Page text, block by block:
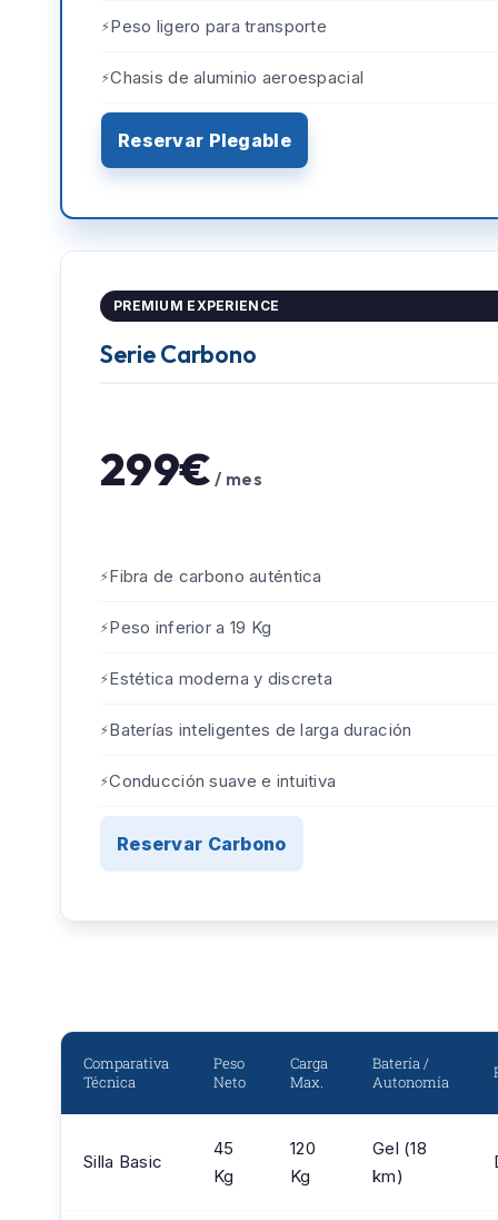
Peso ligero para transporte
Chasis de aluminio aeroespacial
Reservar Plegable
PREMIUM EXPERIENCE
Serie Carbono
299€ / mes
Fibra de carbono auténtica
Peso inferior a 19 Kg
Estética moderna y discreta
Baterías inteligentes de larga duración
Conducción suave e intuitiva
Reservar Carbono
Comparativa
Técnica
Peso
Neto
Carga
Max.
Batería /
Autonomía
Silla Basic
45
Kg
120
Kg
Gel (18
km)